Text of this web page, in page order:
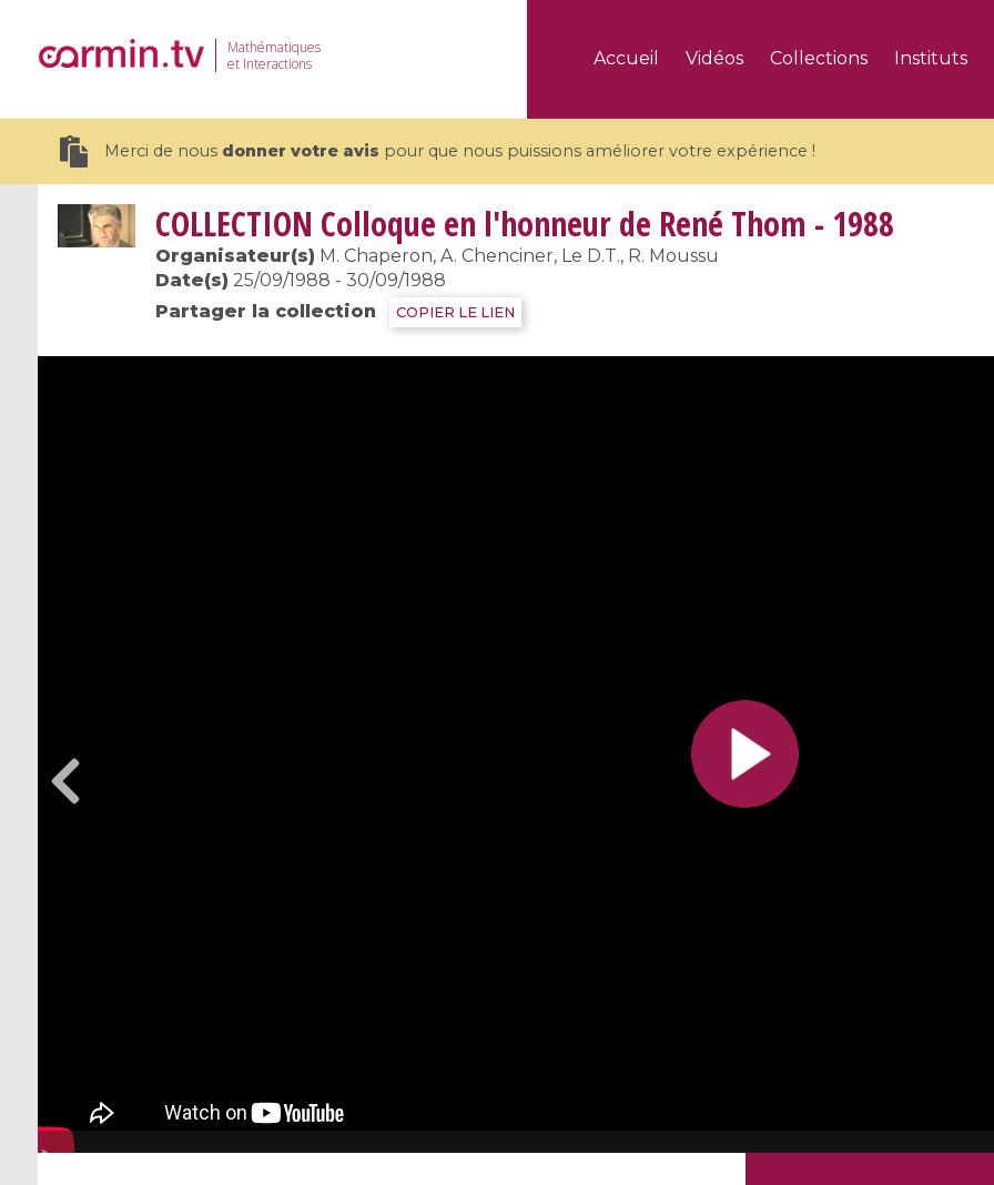
Mathématiques
et Interactions
Accueil Vidéos Collections Instituts
Merci de nous donner votre avis pour que nous puissions améliorer votre expérience !
19 videos
CEMRACS 2026 : Modeling and AI
Coulomb branches and affine
Algebraic geometry
COLLECTION Colloque en l'honneur de René Thom - 1988
Organisateur(s) M. Chaperon, A. Chenciner, Le D.T., R. Moussu
Date(s) 25/09/1988 - 30/09/1988
Partager la collection
COPIER LE LIEN